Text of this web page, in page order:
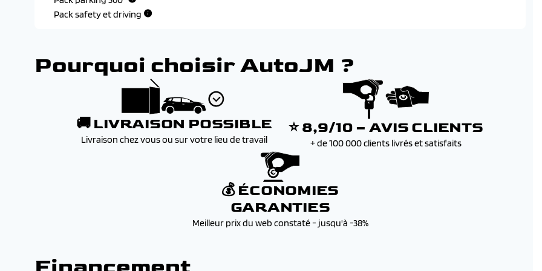
Pack safety et driving
Pourquoi choisir AutoJM ?
🚚 LIVRAISON POSSIBLE
Livraison chez vous ou sur votre lieu de travail
⭐ 8,9/10 – AVIS CLIENTS
+ de 100 000 clients livrés et satisfaits
💰 ÉCONOMIES
GARANTIES
Meilleur prix du web constaté - jusqu'à -38%